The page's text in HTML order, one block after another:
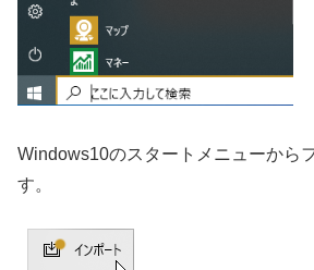
Windows10のスタートメニューから
す。